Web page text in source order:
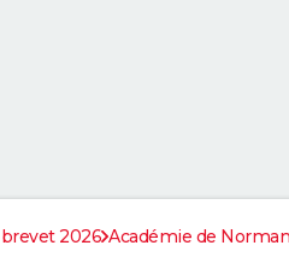
2026 Académie de